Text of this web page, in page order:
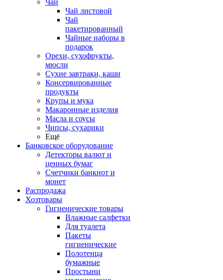
Чай
Чай листовой
Чай
пакетированный
Чайные наборы в
подарок
Орехи, сухофрукты,
мюсли
Сухие завтраки, каши
Консервированные
продукты
Крупы и мука
Макаронные изделия
Масла и соусы
Чипсы, сухарики
Ещё
Банковское оборудование
Детекторы валют и
ценных бумаг
Счетчики банкнот и
монет
Распродажа
Хозтовары
Гигиенические товары
Влажные салфетки
Для туалета
Пакеты
гигиенические
Полотенца
бумажные
Простыни